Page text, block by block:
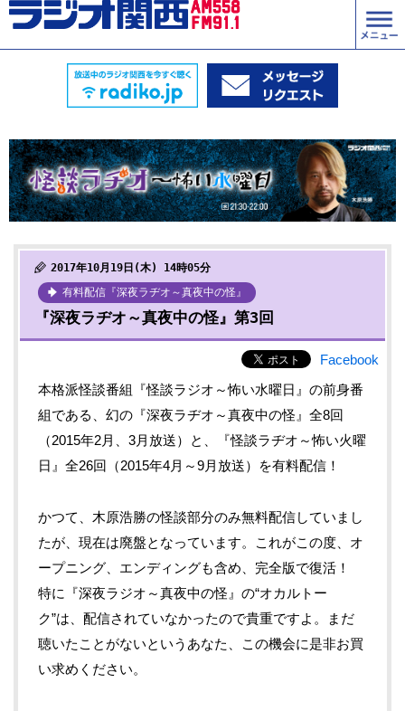
2017年10月19日(木) 14時05分
有料配信『深夜ラヂオ～真夜中の怪』
『深夜ラヂオ～真夜中の怪』第3回
Facebook
本格派怪談番組『怪談ラジオ～怖い水曜日』の前身番
組である、幻の『深夜ラヂオ～真夜中の怪』全8回
（2015年2月、3月放送）と、『怪談ラヂオ～怖い火曜
日』全26回（2015年4月～9月放送）を有料配信！
かつて、木原浩勝の怪談部分のみ無料配信していまし
たが、現在は廃盤となっています。これがこの度、オ
ープニング、エンディングも含め、完全版で復活！
特に『深夜ラジオ～真夜中の怪』の“オカルトー
ク”は、配信されていなかったので貴重ですよ。まだ
聴いたことがないというあなた、この機会に是非お買
い求めください。